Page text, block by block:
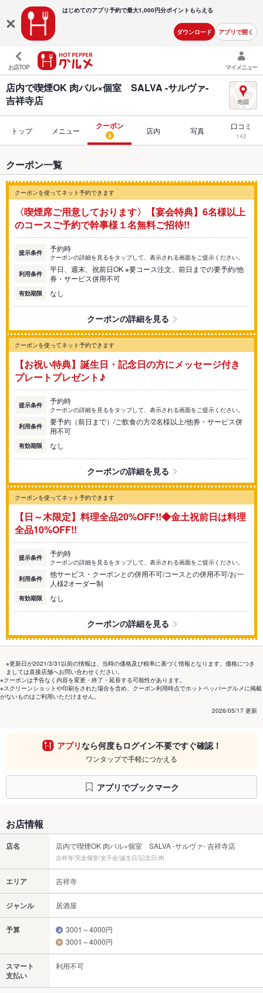
はじめてのアプリ予約で最大1,000円分ポイントもらえる
ダウンロード アプリで開く
お店TOP マイメニュー
店内で喫煙OK 肉バル×個室 SALVA -サルヴァ-
吉祥寺店
トップ メニュー クーポン
3 店内 写真 口コミ
142
クーポン一覧
クーポンを使ってネット予約できます
〈喫煙席ご用意しております〉【宴会特典】6名様以上
のコースご予約で幹事様１名無料ご招待!!
提示条件 予約時
クーポンの詳細を見るをタップして、表示される画面をご提示ください。
利用条件
平日、週末、祝前日OK ※要コース注文、前日までの要予約/他
券・サービス併用不可
有効期限 なし
クーポンの詳細を見る
クーポンを使ってネット予約できます
【お祝い特典】誕生日・記念日の方にメッセージ付き
プレートプレゼント♪
提示条件 予約時
クーポンの詳細を見るをタップして、表示される画面をご提示ください。
利用条件
要予約（前日まで）/ご飲食の方/2名様以上/他券・サービス併
用不可
有効期限 なし
クーポンの詳細を見る
クーポンを使ってネット予約できます
【日～木限定】料理全品20%OFF!!◆金土祝前日は料理
全品10%OFF!!
提示条件 予約時
クーポンの詳細を見るをタップして、表示される画面をご提示ください。
利用条件
他サービス・クーポンとの併用不可/コースとの併用不可/お一
人様2オーダー制
有効期限 なし
クーポンの詳細を見る
※更新日が2021/3/31以前の情報は、当時の価格及び税率に基づく情報となります。価格につき
ましては直接店舗へお問い合わせください。
※クーポンは予告なく内容を変更・終了・延長する可能性があります。
※スクリーンショットや印刷をされた場合を含め、クーポン利用時点でホットペッパーグルメに掲載
がないものはご利用いただけません。
2026/05/17 更新
アプリなら何度もログイン不要ですぐ確認！
ワンタップで手軽につかえる
アプリでブックマーク
お店情報
店名 店内で喫煙OK 肉バル×個室 SALVA -サルヴァ- 吉祥寺店
吉祥寺/完全個室/女子会/誕生日/記念日/肉
エリア 吉祥寺
ジャンル 居酒屋
予算
3001～4000円
3001～4000円
スマート
支払い
利用不可